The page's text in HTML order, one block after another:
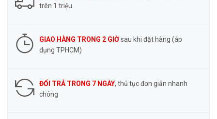
trên 1 triệu
GIAO HÀNG TRONG 2 GIỜsau khi đặt hàng (áp
dụng TPHCM)
ĐỔI TRẢ TRONG 7 NGÀY, thủ tục đơn giản nhanh
chóng